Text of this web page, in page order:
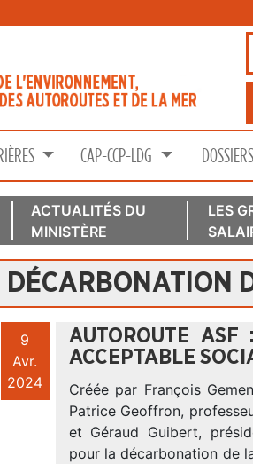
CAP-CCP-LDG
ACTUALITÉS DU
MINISTÈRE
LES
9
Avr.
2024
AUTOROUTE
ACCEPTABLE
Créée par François
Patrice Geoffron,
et Géraud Guibert,
pour la décarbonation de